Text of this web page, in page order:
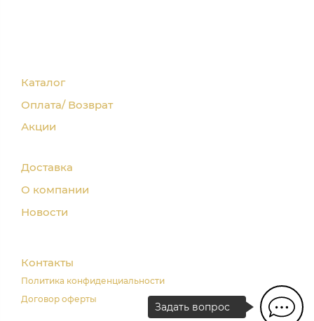
Задать вопрос
Каталог
Оплата/ Возврат
Акции
Доставка
О компании
Новости
Контакты
Политика конфиденциальности
Договор оферты